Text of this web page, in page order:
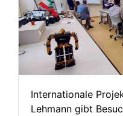
Internationale
Lehmann gibt